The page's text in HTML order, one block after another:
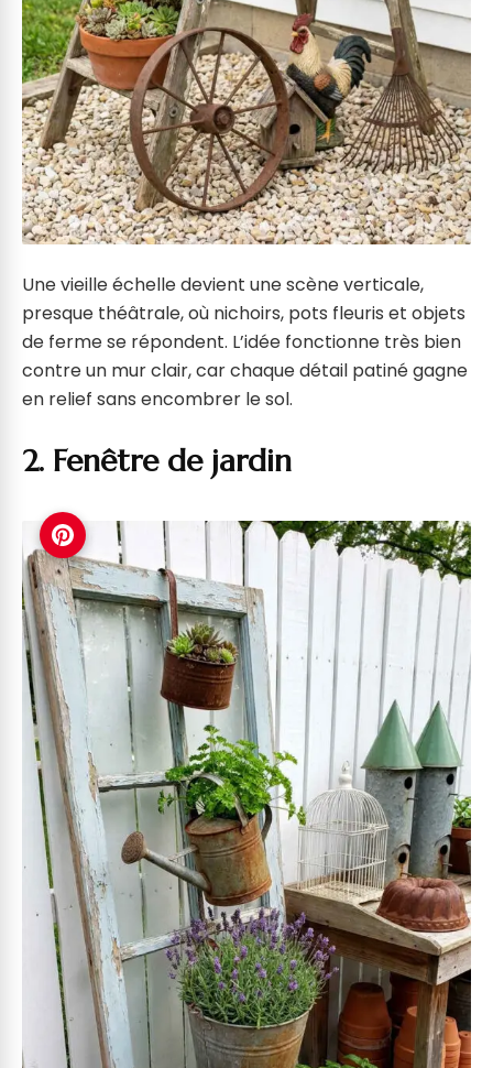
Une vieille échelle devient une scène verticale,
presque théâtrale, où nichoirs, pots fleuris et objets
de ferme se répondent. L’idée fonctionne très bien
contre un mur clair, car chaque détail patiné gagne
en relief sans encombrer le sol.
2. Fenêtre de jardin